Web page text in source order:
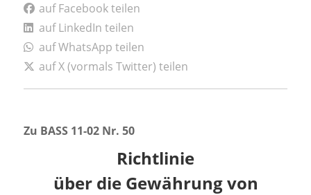
auf Facebook teilen
auf LinkedIn teilen
auf WhatsApp teilen
auf X (vormals Twitter) teilen
Zu BASS 11-02 Nr. 50
Richtlinie
über die Gewährung von